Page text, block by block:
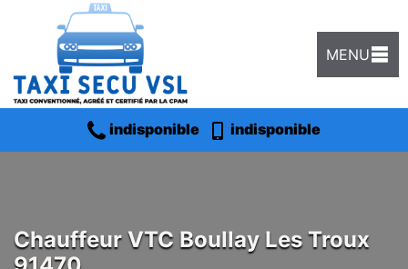
MENU
indisponible indisponible
Chauffeur VTC Boullay Les Troux